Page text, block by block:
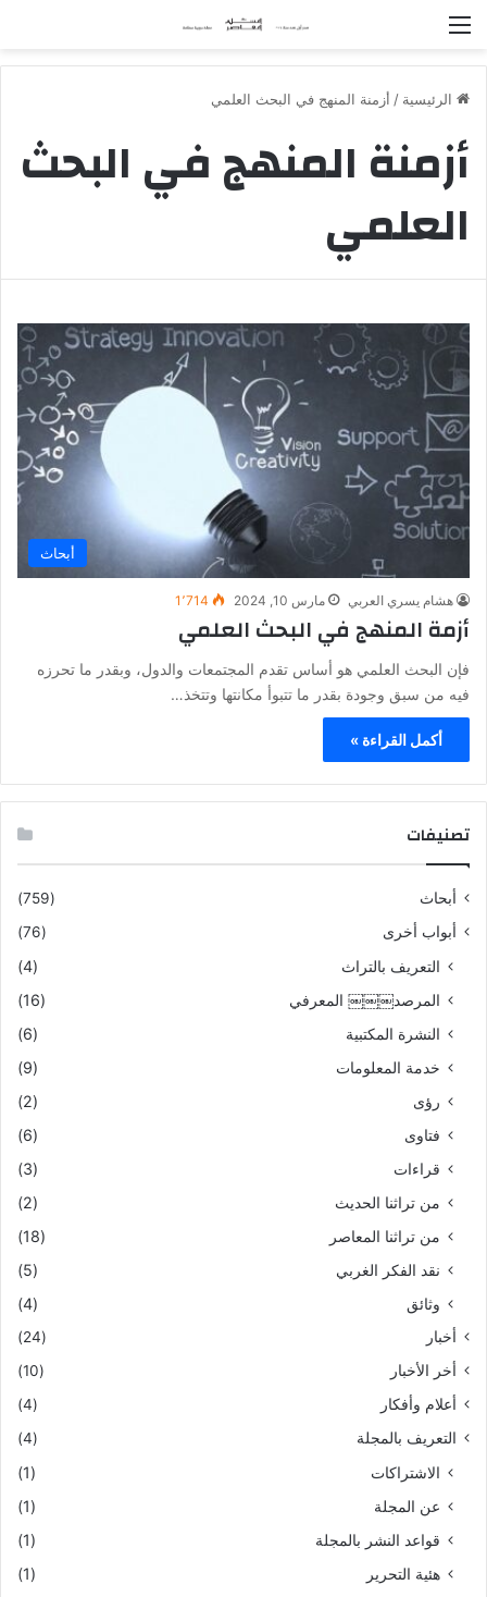
الرئيسية / أزمنة المنهج في البحث العلمي
أزمنة المنهج في البحث
العلمي
أبحاث
هشام يسري العربي مارس 10, 2024 1٬714
أزمة المنهج في البحث العلمي
فإن البحث العلمي هو أساس تقدم المجتمعات والدول، وبقدر ما تحرزه
فيه من سبق وجودة بقدر ما تتبوأ مكانتها وتتخذ…
أكمل القراءة »
تصنيفات
أبحاث
(759)
أبواب أخرى
(76)
التعريف بالتراث
(4)
المرصد￼￼￼ المعرفي
(16)
النشرة المكتبية
(6)
خدمة المعلومات
(9)
رؤى
(2)
فتاوى
(6)
قراءات
(3)
من تراثنا الحديث
(2)
من تراثنا المعاصر
(18)
نقد الفكر الغربي
(5)
وثائق
(4)
أخبار
(24)
أخر الأخبار
(10)
أعلام وأفكار
(4)
التعريف بالمجلة
(4)
الاشتراكات
(1)
عن المجلة
(1)
قواعد النشر بالمجلة
(1)
هئية التحرير
(1)